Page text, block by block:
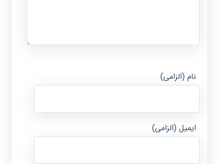
نام (الزامی)
ایمیل (الزامی)